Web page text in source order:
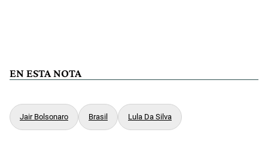
EN ESTA NOTA
Jair Bolsonaro Brasil Lula Da Silva